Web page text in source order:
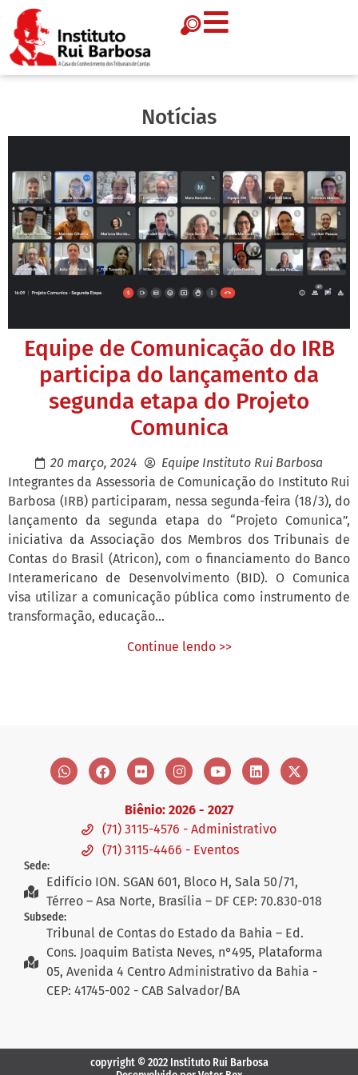
Notícias
Equipe de Comunicação do IRB
participa do lançamento da
segunda etapa do Projeto
Comunica
20 março, 2024
Equipe Instituto Rui Barbosa
Integrantes da Assessoria de Comunicação do Instituto Rui
Barbosa (IRB) participaram, nessa segunda-feira (18/3), do
lançamento da segunda etapa do “Projeto Comunica”,
iniciativa da Associação dos Membros dos Tribunais de
Contas do Brasil (Atricon), com o financiamento do Banco
Interamericano de Desenvolvimento (BID). O Comunica
visa utilizar a comunicação pública como instrumento de
transformação, educação...
Continue lendo >>
Biênio: 2026 - 2027
(71) 3115-4576 - Administrativo
(71) 3115-4466 - Eventos
Sede:
Edifício ION. SGAN 601, Bloco H, Sala 50/71,
Térreo – Asa Norte, Brasília – DF CEP: 70.830-018
Subsede:
Tribunal de Contas do Estado da Bahia – Ed.
Cons. Joaquim Batista Neves, n°495, Plataforma
05, Avenida 4 Centro Administrativo da Bahia -
CEP: 41745-002 - CAB Salvador/BA
copyright © 2022 Instituto Rui Barbosa